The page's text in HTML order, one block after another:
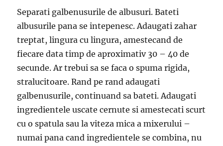
Separati galbenusurile de albusuri. Bateti
albusurile pana se intepenesc. Adaugati zahar
treptat, lingura cu lingura, amestecand de
fiecare data timp de aproximativ 30 – 40 de
secunde. Ar trebui sa se faca o spuma rigida,
stralucitoare. Rand pe rand adaugati
galbenusurile, continuand sa bateti. Adaugati
ingredientele uscate cernute si amestecati scurt
cu o spatula sau la viteza mica a mixerului –
numai pana cand ingredientele se combina, nu